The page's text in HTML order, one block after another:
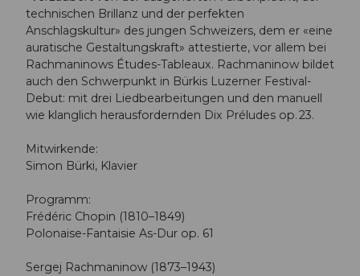
technischen Brillanz und der perfekten
Anschlagskultur» des jungen Schweizers, dem er «eine
auratische Gestaltungskraft» attestierte, vor allem bei
Rachmaninows Études-Tableaux. Rachmaninow bildet
auch den Schwerpunkt in Bürkis Luzerner Festival-
Debut: mit drei Liedbearbeitungen und den manuell
wie klanglich herausfordernden Dix Préludes op. 23.
Mitwirkende:
Simon Bürki, Klavier
Programm:
Frédéric Chopin (1810–1849)
Polonaise-Fantaisie As-Dur op. 61
Sergej Rachmaninow (1873–1943)